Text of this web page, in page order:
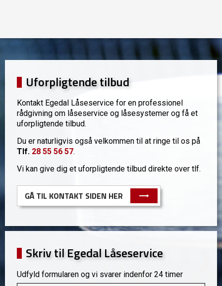
Uforpligtende tilbud
Kontakt Egedal Låseservice for en professionel
rådgivning om låseservice og låsesystemer og få et
uforpligtende tilbud.
Du er naturligvis også velkommen til at ringe til os på
Tlf. 28 55 56 57.
Vi kan give dig et uforpligtende tilbud direkte over tlf.
GÅ TIL KONTAKT SIDEN HER
Skriv til Egedal Låseservice
Udfyld formularen og vi svarer indenfor 24 timer